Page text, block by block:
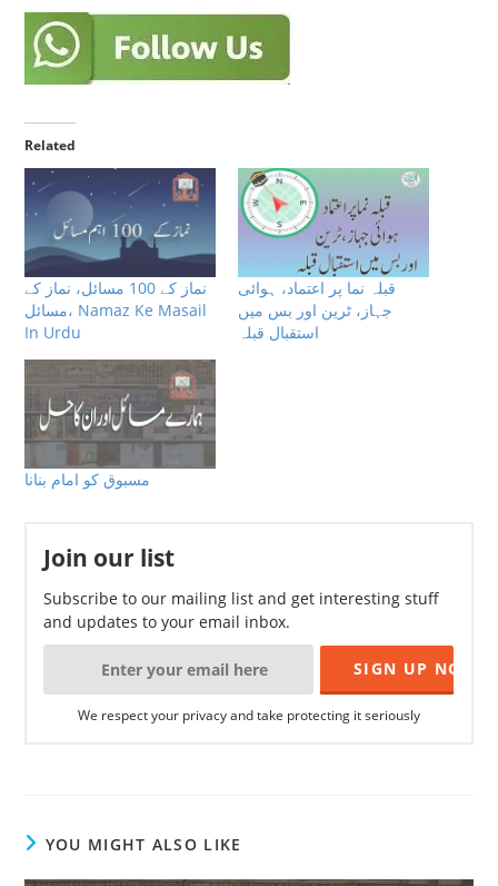
Related
نماز کے 100 مسائل، نماز کے
مسائل، Namaz Ke Masail
In Urdu
قبلہ نما پر اعتماد، ہوائی
جہاز، ٹرین اور بس میں
استقبال قبلہ
مسبوق کو امام بنانا
Join our list
Subscribe to our mailing list and get interesting stuff
and updates to your email inbox.
We respect your privacy and take protecting it seriously
YOU MIGHT ALSO LIKE